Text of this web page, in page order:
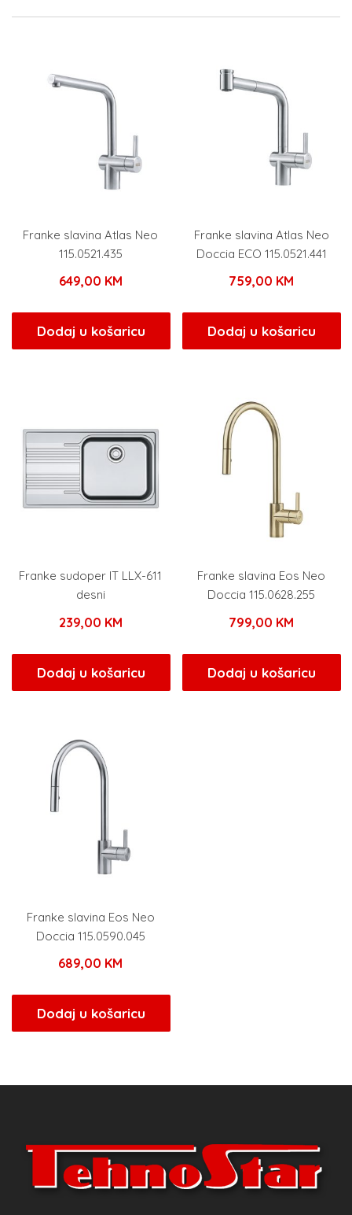
Franke slavina Atlas Neo
115.0521.435
649,00 KM
Dodaj u košaricu
Franke slavina Atlas Neo
Doccia ECO 115.0521.441
759,00 KM
Dodaj u košaricu
Franke sudoper IT LLX-611
desni
239,00 KM
Dodaj u košaricu
Franke slavina Eos Neo
Doccia 115.0628.255
799,00 KM
Dodaj u košaricu
Franke slavina Eos Neo
Doccia 115.0590.045
689,00 KM
Dodaj u košaricu